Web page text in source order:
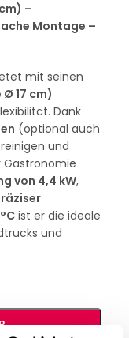
–
Montage –
mit seinen
17 cm)
Dank
(optional auch
und
Gastronomie
von 4,4 kW,
ist er die ideale
und